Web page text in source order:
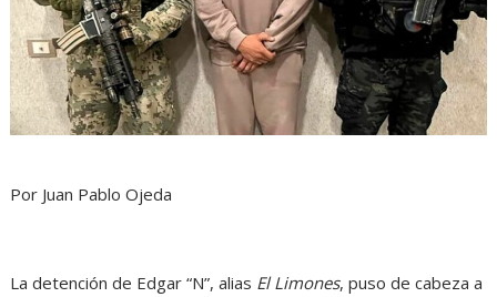
Por Juan Pablo Ojeda
La detención de Edgar “N”, alias El Limones, puso de cabeza a